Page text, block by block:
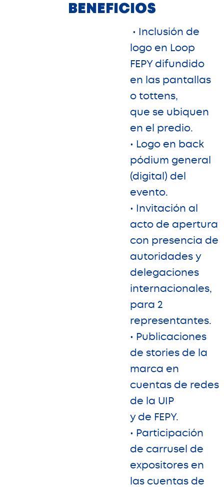
BENEFICIOS
• Inclusión de
logo en Loop
FEPY difundido
en las pantallas
o tottens,
que se ubiquen
en el predio.
• Logo en back
pódium general
(digital) del
evento.
• Invitación al
acto de apertura
con presencia de
autoridades y
delegaciones
internacionales,
para 2
representantes.
• Publicaciones
de stories de la
marca en
cuentas de redes
de la UIP
y de FEPY.
• Participación
de carrusel de
expositores en
las cuentas de